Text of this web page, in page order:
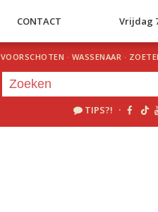
CONTACT Vrijdag
VOORSCHOTEN · WASSENAAR ·
TIPS?! ·